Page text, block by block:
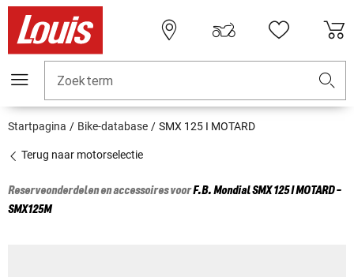
Zoekterm
Startpagina Bike-database SMX 125 I MOTARD
Terug naar motorselectie
Reserveonderdelen en accessoires voorF.B. MondialSMX 125 I MOTARD -
SMX125M